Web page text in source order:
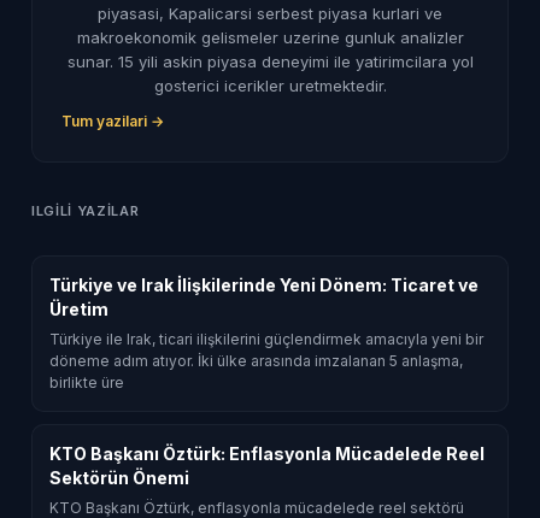
piyasasi, Kapalicarsi serbest piyasa kurlari ve
makroekonomik gelismeler uzerine gunluk analizler
sunar. 15 yili askin piyasa deneyimi ile yatirimcilara yol
gosterici icerikler uretmektedir.
Tum yazilari →
ILGILI YAZILAR
Türkiye ve Irak İlişkilerinde Yeni Dönem: Ticaret ve
Üretim
Türkiye ile Irak, ticari ilişkilerini güçlendirmek amacıyla yeni bir
döneme adım atıyor. İki ülke arasında imzalanan 5 anlaşma,
birlikte üre
KTO Başkanı Öztürk: Enflasyonla Mücadelede Reel
Sektörün Önemi
KTO Başkanı Öztürk, enflasyonla mücadelede reel sektörü